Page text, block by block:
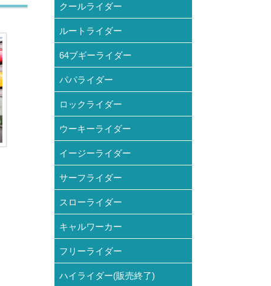
クールライダー
ルートライダー
64ブギーライダー
パパライダー
ロックライダー
ウーキーライダー
イージーライダー
サーフライダー
スローライダー
キャルワーカー
フリーライダー
ハイライダー(販売終了)